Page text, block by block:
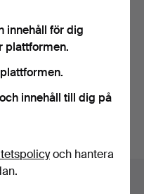
avslutade auktioner
innehåll för dig
plattformen.
innehåll till dig på
och hantera